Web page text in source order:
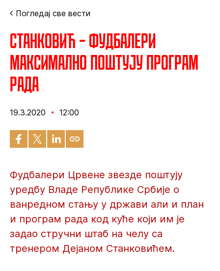
Погледај све вести
Станковић – Фудбалери
максимално поштују програм
рада
19.3.2020 12:00
Фудбалери Црвене звезде поштују
уредбу Владе Републике Србије о
ванредном стању у држави али и план
и програм рада код куће који им је
задао стручни штаб на челу са
тренером Дејаном Станковићем.